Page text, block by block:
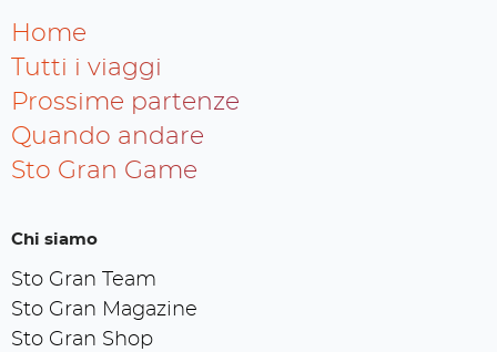
Home
Tutti i viaggi
Prossime partenze
Quando andare
Sto Gran Game
Chi siamo
Sto Gran Team
Sto Gran Magazine
Sto Gran Shop